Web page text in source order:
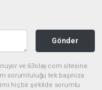
Gönder
ve 63olay.com sitesine
sorumluluğu tek başınıza
hiçbir şekilde sorumlu